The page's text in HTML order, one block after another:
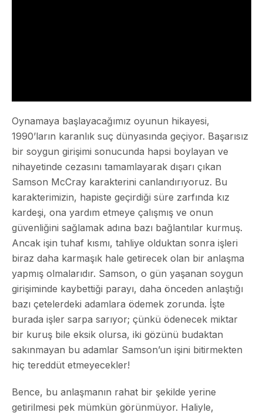
Oynamaya başlayacağımız oyunun hikayesi,
1990’ların karanlık suç dünyasında geçiyor. Başarısız
bir soygun girişimi sonucunda hapsi boylayan ve
nihayetinde cezasını tamamlayarak dışarı çıkan
Samson McCray karakterini canlandırıyoruz. Bu
karakterimizin, hapiste geçirdiği süre zarfında kız
kardeşi, ona yardım etmeye çalışmış ve onun
güvenliğini sağlamak adına bazı bağlantılar kurmuş.
Ancak işin tuhaf kısmı, tahliye olduktan sonra işleri
biraz daha karmaşık hale getirecek olan bir anlaşma
yapmış olmalarıdır. Samson, o gün yaşanan soygun
girişiminde kaybettiği parayı, daha önceden anlaştığı
bazı çetelerdeki adamlara ödemek zorunda. İşte
burada işler sarpa sarıyor; çünkü ödenecek miktar
bir kuruş bile eksik olursa, iki gözünü budaktan
sakınmayan bu adamlar Samson’un işini bitirmekten
hiç tereddüt etmeyecekler!
Bence, bu anlaşmanın rahat bir şekilde yerine
getirilmesi pek mümkün görünmüyor. Haliyle,